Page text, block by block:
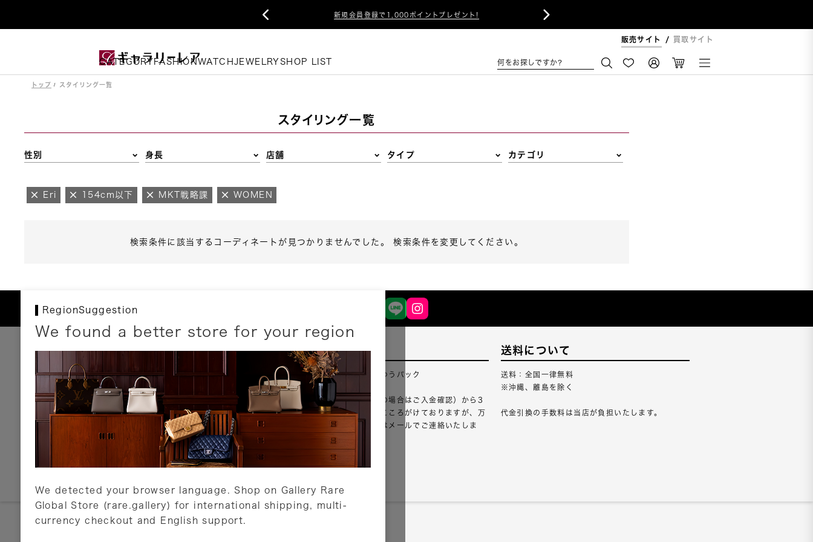
新規会員登録で1,000ポイントプレゼント!
 
販売サイト 買取サイト
CATEGORY FASHIONWATCHJEWELRY SHOP LIST 何をお探しですか?
トップ スタイリング一覧
スタイリング一覧
性別 身長 店舗 タイプ カテゴリ
Eri 154cm以下 MKT戦略課 WOMEN
検索条件に該当するコーディネートが見つかりませんでした。 検索条件を変更してください。
RegionSuggestion
We found a better store for your region
We detected your browser language. Shop on Gallery Rare
Global Store (rare.gallery) for international shipping, multi-
currency checkout and English support.
お支払いについて
以下のお支払方法が利用可能です。
クレジットカード
ショッピングローン
銀行振込・郵便振替
代金引換
Amazon Pay
PayPay
店頭支払い
詳しくはこちら
配送について
配送業者：佐川急便・ゆうパック
ご注文確認（銀行振込の場合はご入金確認）から3
営業日以内のご出荷をこころがけておりますが、万
が一出荷が遅れる場合はメールでご連絡いたしま
詳しくはこちら
送料について
送料：全国一律無料
※沖縄、離島を除く
代金引換の手数料は当店が負担いたします。